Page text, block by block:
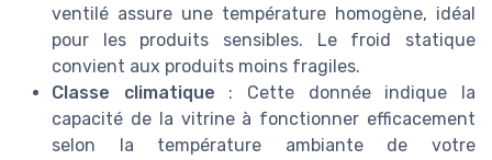
ventilé assure une température homogène, idéal
pour les produits sensibles. Le froid statique
convient aux produits moins fragiles.
Classe climatique : Cette donnée indique la
capacité de la vitrine à fonctionner efficacement
selon la température ambiante de votre